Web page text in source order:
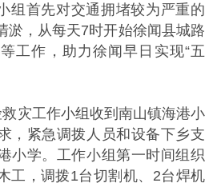
组首先对交通拥堵较为严重的
淤，从每天7时开始徐闻县城路
工作，助力徐闻早日实现“五
灾工作小组收到南山镇海港小
，紧急调拨人员和设备下乡支
小学。工作小组第一时间组织
工，调拨1台切割机、2台焊机